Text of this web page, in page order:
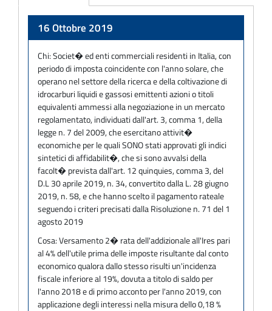
16 Ottobre 2019
Chi:Societ� ed enti commerciali residenti in Italia, con
periodo di imposta coincidente con l'anno solare, che
operano nel settore della ricerca e della coltivazione di
idrocarburi liquidi e gassosi emittenti azioni o titoli
equivalenti ammessi alla negoziazione in un mercato
regolamentato, individuati dall'art. 3, comma 1, della
legge n. 7 del 2009, che esercitano attivit�
economiche per le quali SONO stati approvati gli indici
sintetici di affidabilit�, che si sono avvalsi della
facolt� prevista dall'art. 12 quinquies, comma 3, del
D.L 30 aprile 2019, n. 34, convertito dalla L. 28 giugno
2019, n. 58, e che hanno scelto il pagamento rateale
seguendo i criteri precisati dalla Risoluzione n. 71 del 1
agosto 2019
Cosa:Versamento 2� rata dell'addizionale all'Ires pari
al 4% dell'utile prima delle imposte risultante dal conto
economico qualora dallo stesso risulti un'incidenza
fiscale inferiore al 19%, dovuta a titolo di saldo per
l'anno 2018 e di primo acconto per l'anno 2019, con
applicazione degli interessi nella misura dello 0,18 %